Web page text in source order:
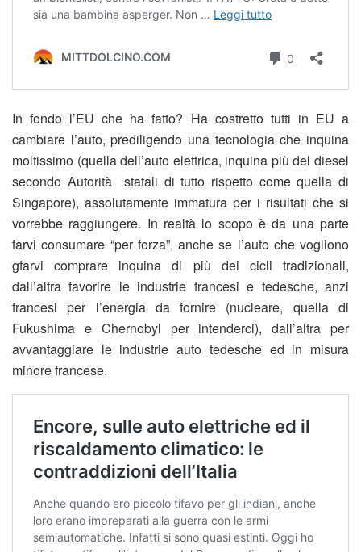
In fondo l’EU che ha fatto? Ha costretto tutti in EU a
cambiare l’auto, prediligendo una tecnologia che inquina
moltissimo (quella dell’auto elettrica, inquina più del diesel
secondo Autorità statali di tutto rispetto come quella di
Singapore), assolutamente immatura per i risultati che si
vorrebbe raggiungere. In realtà lo scopo è da una parte
farvi consumare “per forza”, anche se l’auto che vogliono
gfarvi comprare inquina di più dei cicli tradizionali,
dall’altra favorire le industrie francesi e tedesche, anzi
francesi per l’energia da fornire (nucleare, quella di
Fukushima e Chernobyl per intenderci), dall’altra per
avvantaggiare le industrie auto tedesche ed in misura
minore francese.